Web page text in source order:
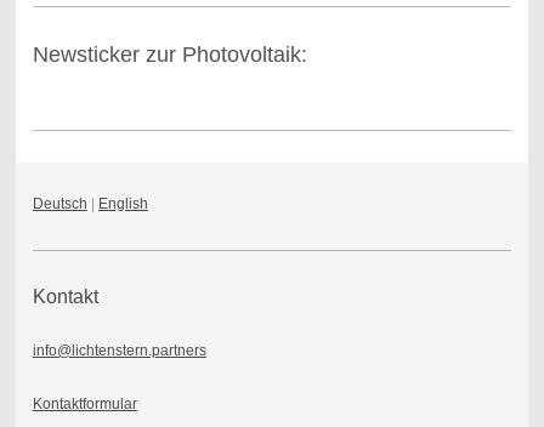
Newsticker zur Photovoltaik:
Deutsch | English
Kontakt
info@lichtenstern.partners
Kontaktformular